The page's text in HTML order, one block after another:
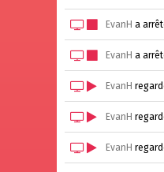
EvanH a
EvanH a
EvanH
EvanH
EvanH